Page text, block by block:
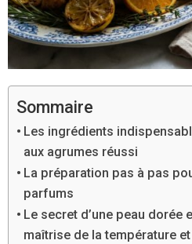
Sommaire
Les ingrédients
aux agrumes réussi
La préparation pas à pas
parfums
Le secret d’une peau dorée
maîtrise de la température